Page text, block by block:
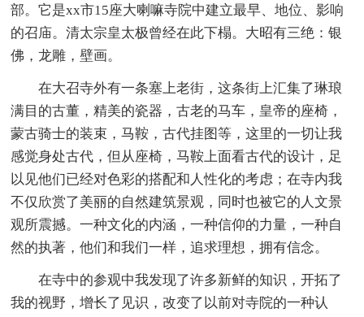
部。它是xx市15座大喇嘛寺院中建立最早、地位、影响
的召庙。清太宗皇太极曾经在此下榻。大昭有三绝：银
佛，龙雕，壁画。
在大召寺外有一条塞上老街，这条街上汇集了琳琅
满目的古董，精美的瓷器，古老的马车，皇帝的座椅，
蒙古骑士的装束，马鞍，古代挂图等，这里的一切让我
感觉身处古代，但从座椅，马鞍上面看古代的设计，足
以见他们已经对色彩的搭配和人性化的考虑；在寺内我
不仅欣赏了美丽的自然建筑景观，同时也被它的人文景
观所震撼。一种文化的内涵，一种信仰的力量，一种自
然的执著，他们和我们一样，追求理想，拥有信念。
在寺中的参观中我发现了许多新鲜的知识，开拓了
我的视野，增长了见识，改变了以前对寺院的一种认